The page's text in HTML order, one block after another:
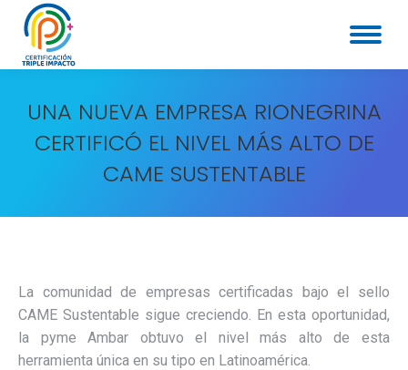
UNA NUEVA EMPRESA RIONEGRINA
CERTIFICÓ EL NIVEL MÁS ALTO DE
CAME SUSTENTABLE
La comunidad de empresas certificadas bajo el sello
CAME Sustentable sigue creciendo. En esta oportunidad,
la pyme Ambar obtuvo el nivel más alto de esta
herramienta única en su tipo en Latinoamérica.